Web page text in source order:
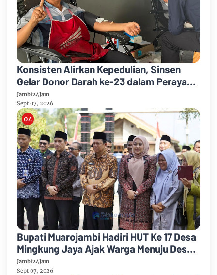
Konsisten Alirkan Kepedulian, Sinsen
Gelar Donor Darah ke-23 dalam Perayaan
Anniversary Sinsen
Jambi24Jam
Sept 07, 2026
Bupati Muarojambi Hadiri HUT Ke 17 Desa
Mingkung Jaya Ajak Warga Menuju Desa
Mandiri 2026
Jambi24Jam
Sept 07, 2026